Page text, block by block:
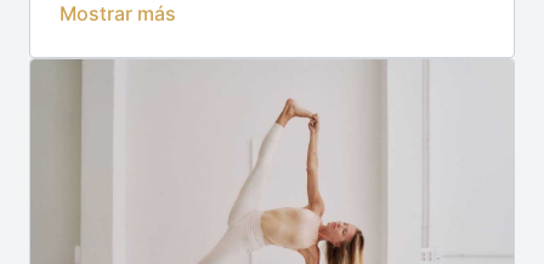
9,99€/mes para siempre. El 12 de septiembre